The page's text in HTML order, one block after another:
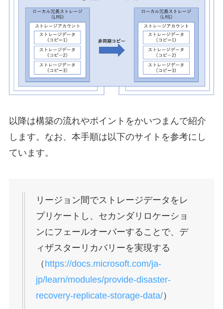
以降は構築の流れやポイントをかいつまんで紹介
します。なお、本手順は以下のサイトを参考にし
ています。
リージョン間でストレージデータをレ
プリケートし、セカンダリロケーショ
ンにフェールオーバーすることで、デ
ィザスターリカバリーを実現する
（ https://docs.microsoft.com/ja-
jp/learn/modules/provide-disaster-
recovery-replicate-storage-data/）